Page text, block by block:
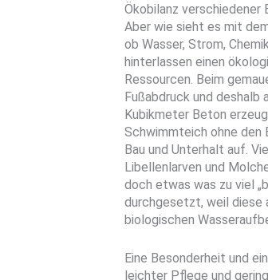
Ökobilanz verschiedener
Aber wie sieht es mit
ob Wasser, Strom,
hinterlassen einen
Ressourcen. Beim
Fußabdruck und deshalb
Kubikmeter Beton
Schwimmteich ohne den
Bau und Unterhalt auf.
Libellenlarven und
doch etwas was zu viel
durchgesetzt, weil diese
biologischen
Eine Besonderheit und
leichter Pflege und